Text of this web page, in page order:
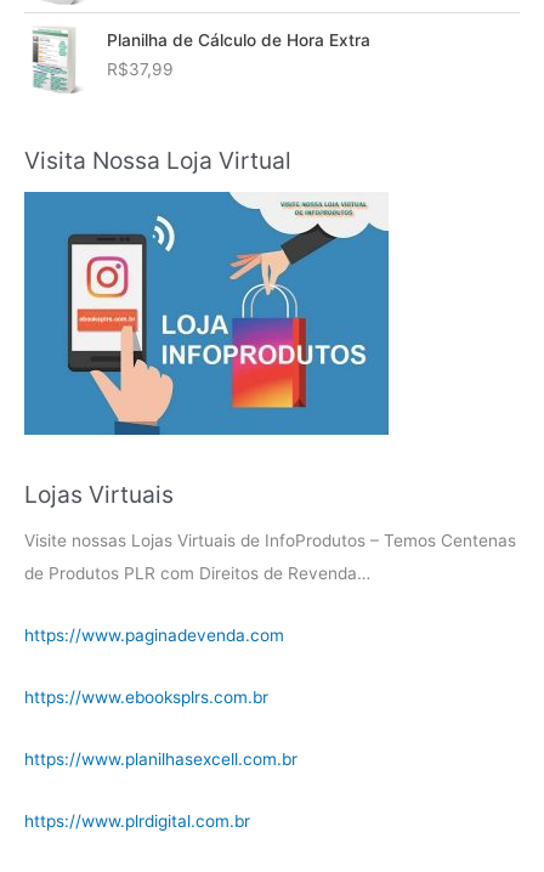
Planilha de Cálculo de Hora Extra
R$37,99
Visita Nossa Loja Virtual
Lojas Virtuais
Visite nossas Lojas Virtuais de InfoProdutos – Temos Centenas
de Produtos PLR com Direitos de Revenda…
https://www.paginadevenda.com
https://www.ebooksplrs.com.br
https://www.planilhasexcell.com.br
https://www.plrdigital.com.br